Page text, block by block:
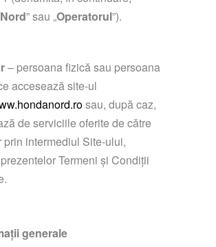
” sau „Operatorul”).
– persoana fizică sau persoana
accesează site-ul
sau, după caz,
de serviciile oferite de către
prin intermediul Site-ului,
Termeni și Condiții
generale